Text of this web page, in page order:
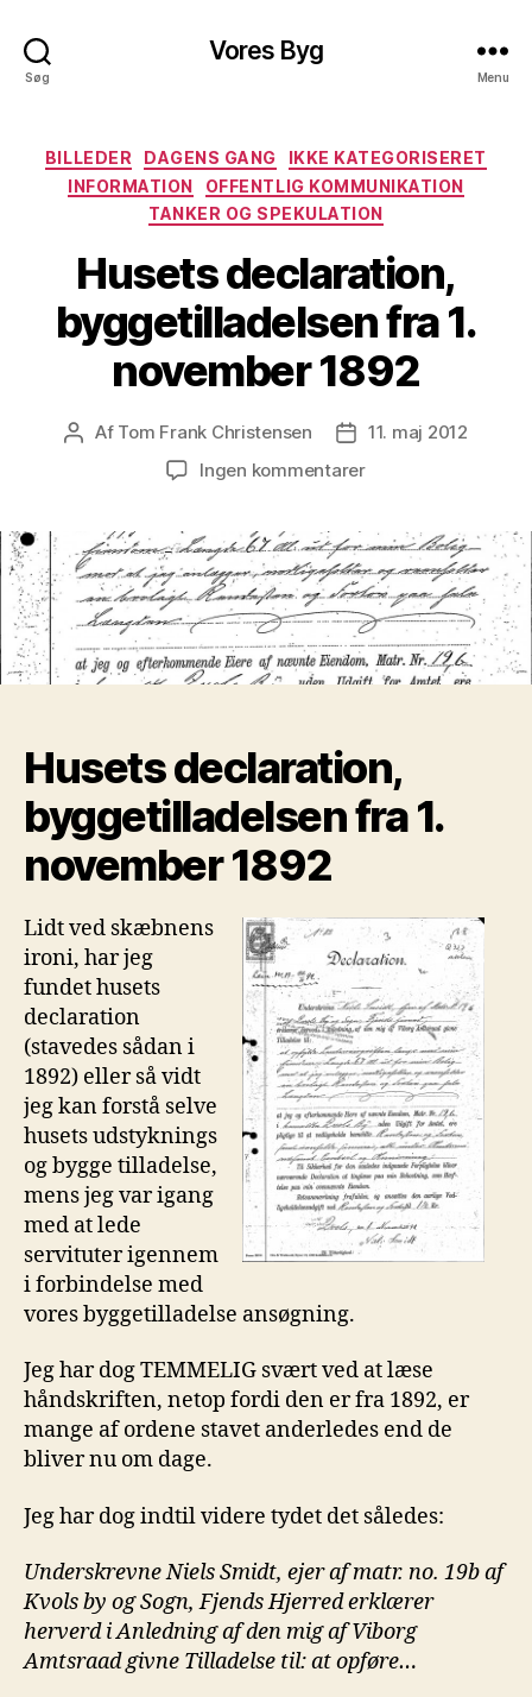
Søg
Vores Byg
Menu
Kategorier
BILLEDER DAGENS GANG
IKKE KATEGORISERET
INFORMATION
OFFENTLIG KOMMUNIKATION
TANKER OG SPEKULATION
Husets declaration,
byggetilladelsen fra 1.
november 1892
Indlægsforfatter
Af Tom Frank Christensen Indlægsdato
11. maj 2012
Ingen kommentarertil
byggetilladelsen
fra
1.
november
1892
Husets declaration,
byggetilladelsen fra 1.
november 1892
Lidt ved skæbnens
ironi, har jeg
fundet husets
declaration
(stavedes sådan i
1892) eller så vidt
jeg kan forstå selve
husets udstyknings
og bygge tilladelse,
mens jeg var igang
med at lede
servituter igennem
i forbindelse med
vores byggetilladelse ansøgning.
Jeg har dog TEMMELIG svært ved at læse
håndskriften, netop fordi den er fra 1892, er
mange af ordene stavet anderledes end de
bliver nu om dage.
Jeg har dog indtil videre tydet det således:
Underskrevne Niels Smidt, ejer af matr. no. 19b af
Kvols by og Sogn, Fjends Hjerred erklærer
herverd i Anledning af den mig af Viborg
Amtsraad givne Tilladelse til: at opføre…